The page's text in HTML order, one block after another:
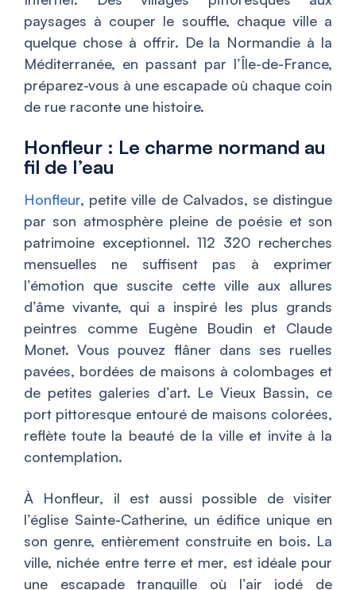
paysages à couper le souffle, chaque ville a
quelque chose à offrir. De la Normandie à la
Méditerranée, en passant par l’Île-de-France,
préparez-vous à une escapade où chaque coin
de rue raconte une histoire.
Honfleur : Le charme normand au
fil de l’eau
Honfleur, petite ville de Calvados, se distingue
par son atmosphère pleine de poésie et son
patrimoine exceptionnel. 112 320 recherches
mensuelles ne suffisent pas à exprimer
l’émotion que suscite cette ville aux allures
d’âme vivante, qui a inspiré les plus grands
peintres comme Eugène Boudin et Claude
Monet. Vous pouvez flâner dans ses ruelles
pavées, bordées de maisons à colombages et
de petites galeries d’art. Le Vieux Bassin, ce
port pittoresque entouré de maisons colorées,
reflète toute la beauté de la ville et invite à la
contemplation.
À Honfleur, il est aussi possible de visiter
l’église Sainte-Catherine, un édifice unique en
son genre, entièrement construite en bois. La
ville, nichée entre terre et mer, est idéale pour
une escapade tranquille où l’air iodé de